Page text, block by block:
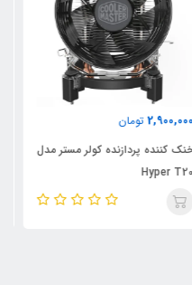
8,400,000
فن کیس لاجی کی مدل F453RE